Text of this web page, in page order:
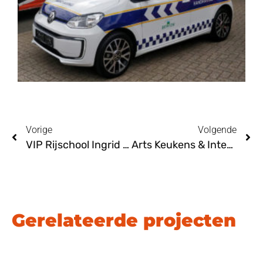
Vorige
VIP Rijschool Ingrid van Perlo Nijmegen
Volgende
Arts Keukens & Interieur Rijkevoort
Gerelateerde projecten